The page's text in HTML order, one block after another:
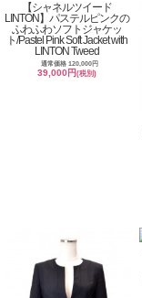
【シャネルツイード
LINTON】パステルピンクの
ふわふわソフトジャケッ
ト/Pastel Pink Soft Jacket with
LINTON Tweed
通常価格 120,000円
39,000円(税別)